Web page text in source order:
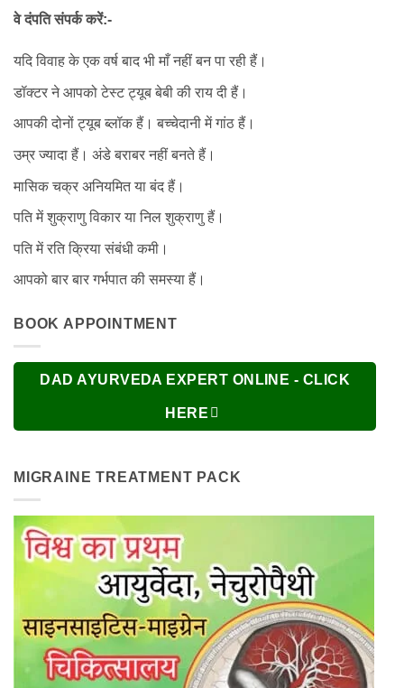
वे दंपति संपर्क करें:-
यदि विवाह के एक वर्ष बाद भी माँ नहीं बन पा रही हैं।
डॉक्टर ने आपको टेस्ट ट्यूब बेबी की राय दी हैं।
आपकी दोनों ट्यूब ब्लॉक हैं। बच्चेदानी में गांठ हैं।
उम्र ज्यादा हैं। अंडे बराबर नहीं बनते हैं।
मासिक चक्र अनियमित या बंद हैं।
पति में शुक्राणु विकार या निल शुक्राणु हैं।
पति में रति क्रिया संबंधी कमी।
आपको बार बार गर्भपात की समस्या हैं।
BOOK APPOINTMENT
DAD AYURVEDA EXPERT ONLINE - CLICK
HERE
MIGRAINE TREATMENT PACK